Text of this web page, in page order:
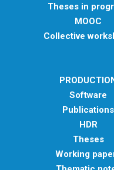
Theses in
MOOC
Collective
Software
Publications
HDR
Theses
Working